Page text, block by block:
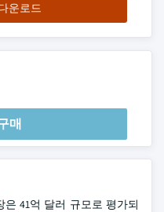
운로드
매
41억 달러 규모로 평가되